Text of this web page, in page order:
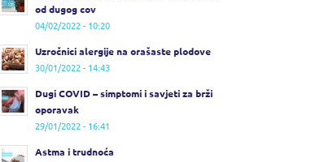
od dugog cov
04/02/2022 - 10:20
Uzročnici alergije na orašaste plodove
30/01/2022 - 14:43
Dugi COVID – simptomi i savjeti za brži
oporavak
29/01/2022 - 16:41
Astma i trudnoća